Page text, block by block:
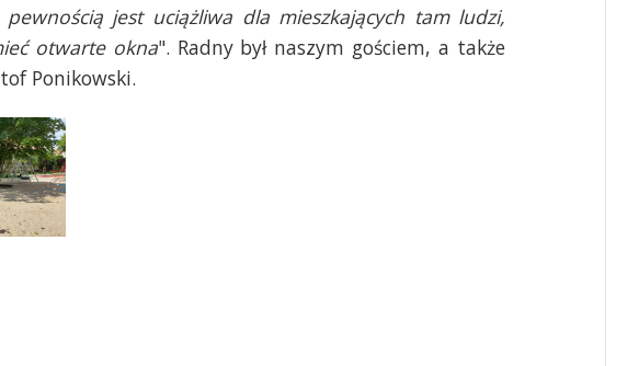
jest uciążliwa dla mieszkających tam ludzi,
otwarte okna". Radny był naszym gościem, a także
Ponikowski.